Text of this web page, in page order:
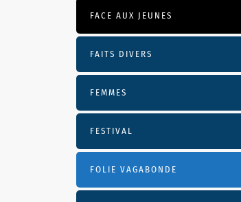
FACE AUX JEUNES
FAITS DIVERS
FEMMES
FESTIVAL
FOLIE VAGABONDE